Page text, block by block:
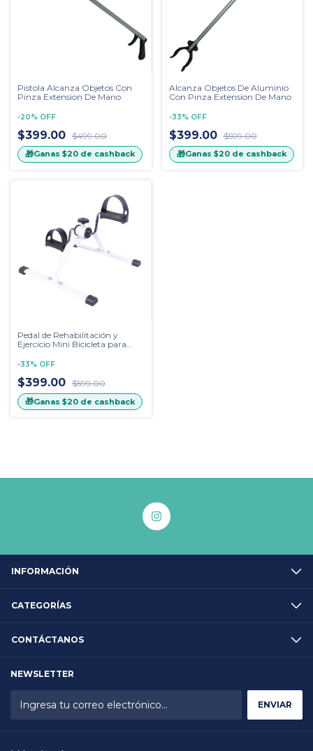
Pistola Alcanza Objetos Con
Pinza Extension De Mano
-20% OFF
$399.00 $499.00
🎁Ganas $20 de cashback
Alcanza Objetos De Aluminio
Con Pinza Extension De Mano
-33% OFF
$399.00 $599.00
🎁Ganas $20de cashback
Pedal de Rehabilitación y
Ejercicio Mini Bicicleta para
-33% OFF
$399.00 $599.00
🎁Ganas $20 de cashback
INFORMACIÓN
CATEGORÍAS
CONTÁCTANOS
NEWSLETTER